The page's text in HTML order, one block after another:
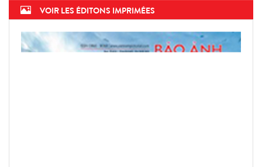
VOIR LES ÉDITONS IMPRIMÉES